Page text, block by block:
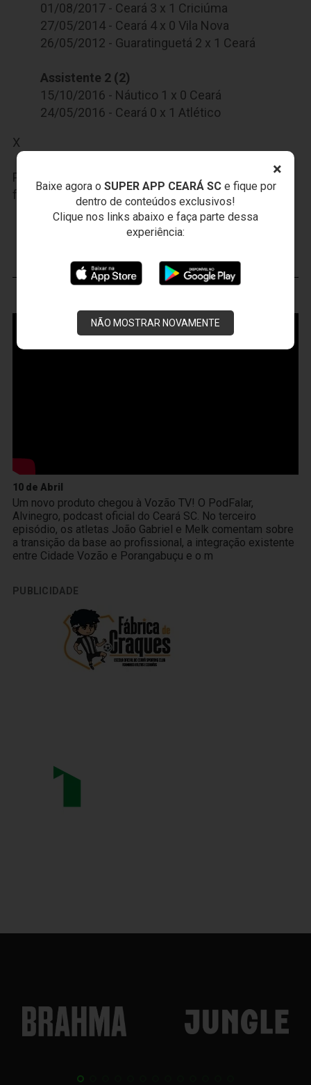
×
Baixe agora o SUPER APP CEARÁ SCe fique por
dentro de conteúdos exclusivos!
Clique nos links abaixo e faça parte dessa
experiência:
NÃO MOSTRAR NOVAMENTE
01/08/2017 - Ceará 3 x 1 Criciúma
27/05/2014 - Ceará 4 x 0 Vila Nova
26/05/2012 - Guaratinguetá 2 x 1 Ceará
Assistente 2 (2)
15/10/2016 - Náutico 1 x 0 Ceará
24/05/2016 - Ceará 0 x 1 Atlético
X
Participe das nossas promoções, clique
faça seu cadastro.
JOGOS DOVOZÃO
10 de Abril
Um novo produto chegou à Vozão TV! O PodFalar,
Alvinegro, podcast oficial do Ceará SC. No terceiro
episódio, os atletas João Gabriel e Melk comentam sobre
a transição da base ao profissional, a integração existente
entre Cidade Vozão e Porangabuçu e o m
PUBLICIDADE